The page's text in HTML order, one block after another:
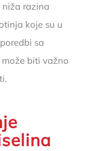
niža razina
koje su u
sa
biti važno